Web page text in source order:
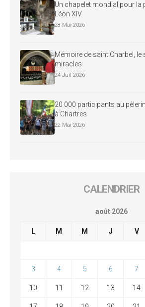
Un chapelet mondial pour la
Léon XIV
28 Mai 2026
Mémoire de saint Charbel, le
miracles
24 Juil 2026
20 000 participants au
à Chartres
22 Mai 2026
CALENDRIER
août 2026
L M M J V
3 4 5 6 7
10 11 12 13 14